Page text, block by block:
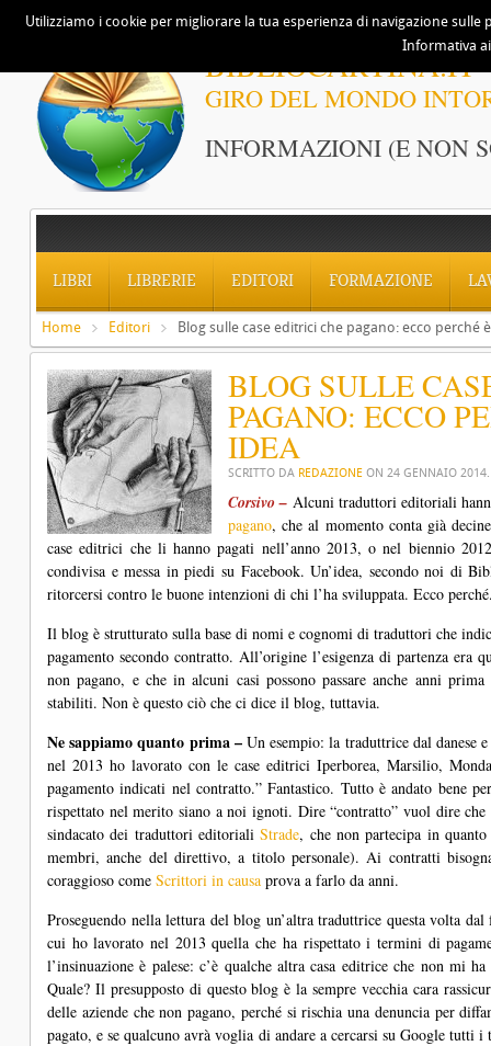
BIBLIOCARTINA.IT
GIRO DEL MONDO
INFORMAZIONI (E NON
LIBRI LIBRERIE EDITORI FORMAZIONE
Home Editori Blog sulle case editrici che pagano: ecco perché
BLOG SULLE
PAGANO: ECCO
IDEA
SCRITTO DA REDAZIONE ON 24 GENNAIO 2014
Corsivo – Alcuni traduttori editoriali
pagano, che al momento conta già
case editrici che li hanno pagati nell’anno 2013, o nel biennio
condivisa e messa in piedi su Facebook. Un’idea, secondo noi di
ritorcersi contro le buone intenzioni di chi l’ha sviluppata. Ecco
Il blog è strutturato sulla base di nomi e cognomi di traduttori che
pagamento secondo contratto. All’origine l’esigenza di partenza
non pagano, e che in alcuni casi possono passare anche anni
stabiliti. Non è questo ciò che ci dice il blog, tuttavia.
Ne sappiamo quanto prima –Un esempio: la traduttrice dal danese
nel 2013 ho lavorato con le case editrici Iperborea, Marsilio,
pagamento indicati nel contratto.” Fantastico. Tutto è andato bene
rispettato nel merito siano a noi ignoti. Dire “contratto” vuol dire
sindacato dei traduttori editorialiStrade, che non partecipa in
membri, anche del direttivo, a titolo personale). Ai contratti
coraggioso come Scrittori in causa prova a farlo da anni.
Proseguendo nella lettura del blog un’altra traduttrice questa volta
cui ho lavorato nel 2013 quella che ha rispettato i termini di
l’insinuazione è palese: c’è qualche altra casa editrice che non mi
Quale? Il presupposto di questo blog è la sempre vecchia cara
delle aziende che non pagano, perché si rischia una denuncia per
pagato, e se qualcuno avrà voglia di andare a cercarsi su Google
Utilizziamo i cookie per migliorare la tua esperienza di navigazione
Informativa ai